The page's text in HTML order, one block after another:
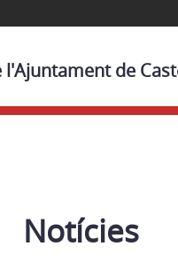
de
Notícies